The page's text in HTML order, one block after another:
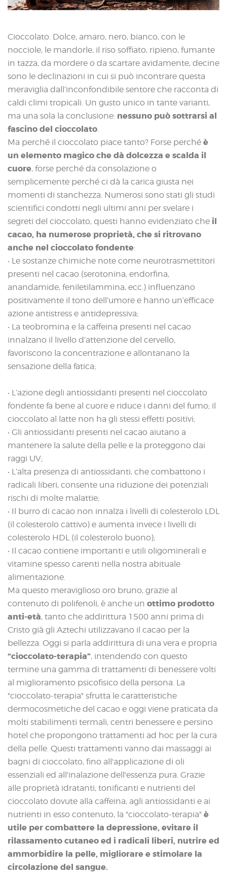
Cioccolato. Dolce, amaro, nero, bianco, con le
nocciole, le mandorle, il riso soffiato, ripieno, fumante
in tazza, da mordere o da scartare avidamente, decine
sono le declinazioni in cui si può incontrare questa
meraviglia dall’inconfondibile sentore che racconta di
caldi climi tropicali. Un gusto unico in tante varianti,
ma una sola la conclusione: nessuno può sottrarsi al
fascino del cioccolato
Ma perché il cioccolato piace tanto? Forse perché è
un elemento magico che dà dolcezza e scalda il
cuore, forse perché da consolazione o
semplicemente perché ci dà la carica giusta nei
momenti di stanchezza. Numerosi sono stati gli studi
scientifici condotti negli ultimi anni per svelare i
segreti del cioccolato, questi hanno evidenziato che il
cacao, ha numerose proprietà, che si ritrovano
anche nel cioccolato fondente:
• Le sostanze chimiche note come neurotrasmettitori
presenti nel cacao (serotonina, endorfina,
anandamide, feniletilammina, ecc.) influenzano
positivamente il tono dell’umore e hanno un’efficace
azione antistress e antidepressiva;
• La teobromina e la caffeina presenti nel cacao
innalzano il livello d’attenzione del cervello,
favoriscono la concentrazione e allontanano la
sensazione della fatica;
• L’azione degli antiossidanti presenti nel cioccolato
fondente fa bene al cuore e riduce i danni del fumo; il
cioccolato al latte non ha gli stessi effetti positivi;
• Gli antiossidanti presenti nel cacao aiutano a
mantenere la salute della pelle e la proteggono dai
raggi UV;
• L’alta presenza di antiossidanti, che combattono i
radicali liberi, consente una riduzione dei potenziali
rischi di molte malattie;
• Il burro di cacao non innalza i livelli di colesterolo LDL
(il colesterolo cattivo) e aumenta invece i livelli di
colesterolo HDL (il colesterolo buono);
• Il cacao contiene importanti e utili oligominerali e
vitamine spesso carenti nella nostra abituale
alimentazione.
Ma questo meraviglioso oro bruno, grazie al
contenuto di polifenoli, è anche un ottimo prodotto
anti-età, tanto che addirittura 1500 anni prima di
Cristo già gli Aztechi utilizzavano il cacao per la
bellezza. Oggi si parla addirittura di una vera e propria
“cioccolato-terapia”, intendendo con questo
termine una gamma di trattamenti di benessere volti
al miglioramento psicofisico della persona. La
"cioccolato-terapia" sfrutta le caratteristiche
dermocosmetiche del cacao e oggi viene praticata da
molti stabilimenti termali, centri benessere e persino
hotel che propongono trattamenti ad hoc per la cura
della pelle. Questi trattamenti vanno dai massaggi ai
bagni di cioccolato, fino all'applicazione di oli
essenziali ed all'inalazione dell'essenza pura. Grazie
alle proprietà idratanti, tonificanti e nutrienti del
cioccolato dovute alla caffeina, agli antiossidanti e ai
nutrienti in esso contenuto, la "cioccolato-terapia" è
utile per combattere la depressione, evitare il
rilassamento cutaneo ed i radicali liberi, nutrire ed
ammorbidire la pelle, migliorare e stimolare la
circolazione del sangue.